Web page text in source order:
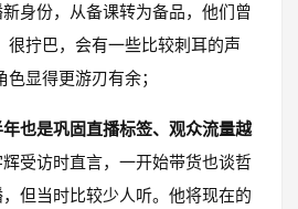
身份，从备课转为备品，他们曾
很拧巴，会有一些比较刺耳的声
显得更游刃有余；
也是巩固直播标签、观众流量越
辉受访时直言，一开始带货也谈哲
但当时比较少人听。他将现在的